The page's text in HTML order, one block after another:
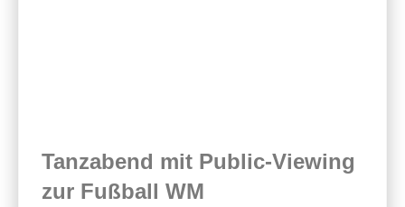
Tanzabend mit Public-Viewing
zur Fußball WM